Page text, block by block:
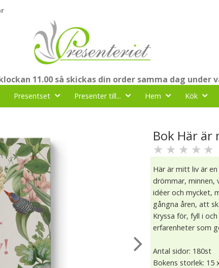
11.00 så skickas din order samma dag under
Presentset Presenter till... Hem Kök
Bok Här
★ ★ ★ ★ ★
Här är mitt liv är
drömmar, minnen,
idéer och mycket,
gångna åren, att
Kryssa för, fyll i
erfarenheter som
Antal sidor: 180st
Bokens storlek: 15